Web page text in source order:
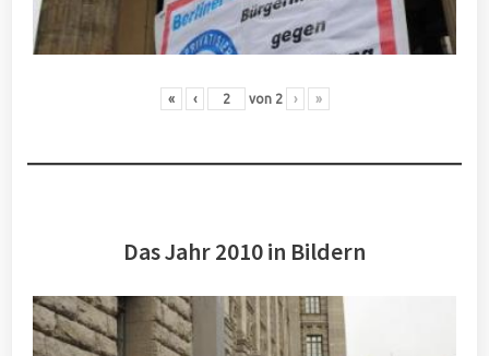
« ‹ von 2 › »
Das Jahr 2010 in Bildern